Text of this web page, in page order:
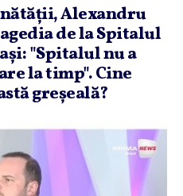
Alexandru
de la Spitalul
"Spitalul nu a
la timp". Cine
greşeală?